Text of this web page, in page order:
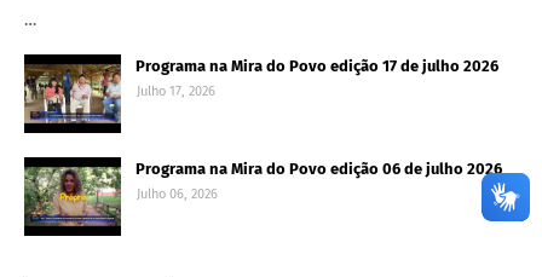
…
Programa na Mira do Povo edição 17 de julho 2026
Julho 17, 2026
Programa na Mira do Povo edição 06 de julho 2026
Julho 06, 2026